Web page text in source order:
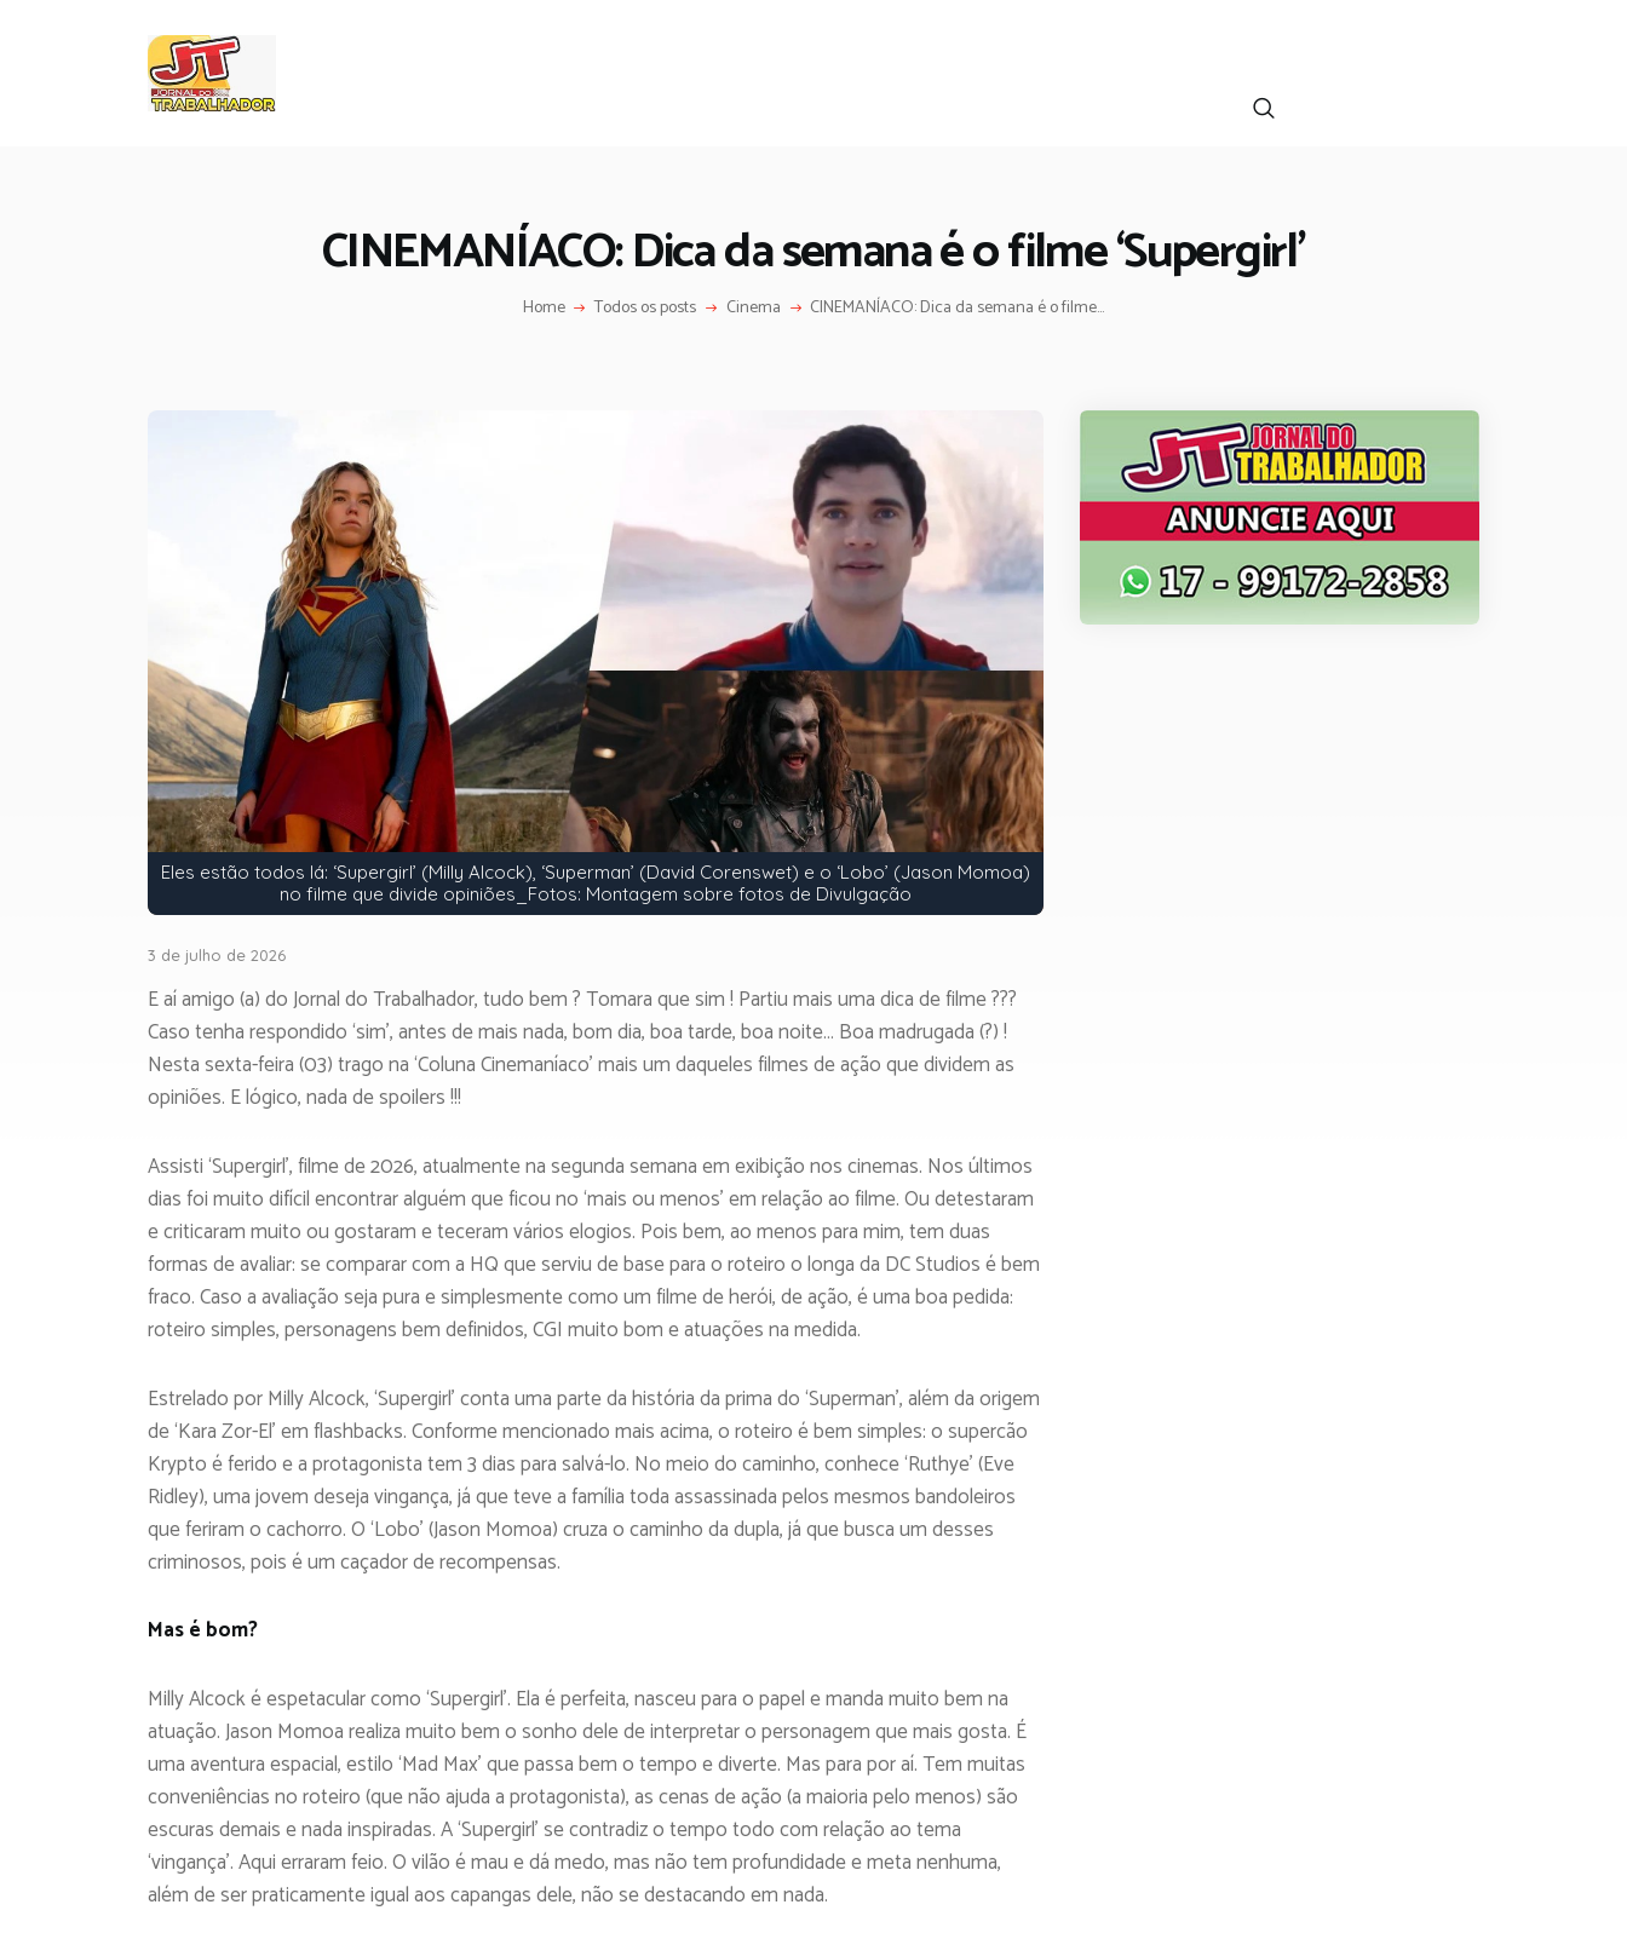
CINEMANÍACO: Dica da semana é o filme ‘Supergirl’
Home Todos os posts Cinema CINEMANÍACO: Dica da semana é o filme...
Eles estão todos lá: ‘Supergirl’ (Milly Alcock), ‘Superman’ (David Corenswet) e o ‘Lobo’ (Jason Momoa)
no filme que divide opiniões_Fotos: Montagem sobre fotos de Divulgação
3 de julho de 2026
E aí amigo (a) do Jornal do Trabalhador, tudo bem ? Tomara que sim ! Partiu mais uma dica de filme ???
Caso tenha respondido ‘sim’, antes de mais nada, bom dia, boa tarde, boa noite… Boa madrugada (?) !
Nesta sexta-feira (03) trago na ‘Coluna Cinemaníaco’ mais um daqueles filmes de ação que dividem as
opiniões. E lógico, nada de spoilers !!!
Assisti ‘Supergirl’, filme de 2026, atualmente na segunda semana em exibição nos cinemas. Nos últimos
dias foi muito difícil encontrar alguém que ficou no ‘mais ou menos’ em relação ao filme. Ou detestaram
e criticaram muito ou gostaram e teceram vários elogios. Pois bem, ao menos para mim, tem duas
formas de avaliar: se comparar com a HQ que serviu de base para o roteiro o longa da DC Studios é bem
fraco. Caso a avaliação seja pura e simplesmente como um filme de herói, de ação, é uma boa pedida:
roteiro simples, personagens bem definidos, CGI muito bom e atuações na medida.
Estrelado por Milly Alcock, ‘Supergirl’ conta uma parte da história da prima do ‘Superman’, além da origem
de ‘Kara Zor-El’ em flashbacks. Conforme mencionado mais acima, o roteiro é bem simples: o supercão
Krypto é ferido e a protagonista tem 3 dias para salvá-lo. No meio do caminho, conhece ‘Ruthye’ (Eve
Ridley), uma jovem deseja vingança, já que teve a família toda assassinada pelos mesmos bandoleiros
que feriram o cachorro. O ‘Lobo’ (Jason Momoa) cruza o caminho da dupla, já que busca um desses
criminosos, pois é um caçador de recompensas.
Mas é bom?
Milly Alcock é espetacular como ‘Supergirl’. Ela é perfeita, nasceu para o papel e manda muito bem na
atuação. Jason Momoa realiza muito bem o sonho dele de interpretar o personagem que mais gosta. É
uma aventura espacial, estilo ‘Mad Max’ que passa bem o tempo e diverte. Mas para por aí. Tem muitas
conveniências no roteiro (que não ajuda a protagonista), as cenas de ação (a maioria pelo menos) são
escuras demais e nada inspiradas. A ‘Supergirl’ se contradiz o tempo todo com relação ao tema
‘vingança’. Aqui erraram feio. O vilão é mau e dá medo, mas não tem profundidade e meta nenhuma,
além de ser praticamente igual aos capangas dele, não se destacando em nada.